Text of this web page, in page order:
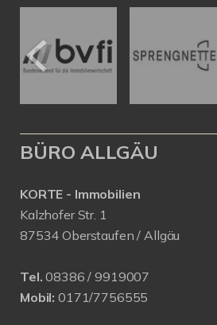
BÜRO ALLGÄU
KORTE - Immobilien
Kalzhofer Str. 1
87534 Oberstaufen / Allgäu
Tel. 08386 / 9919007
Mobil: 0171/7756555